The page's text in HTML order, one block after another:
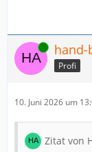
Online hand-
Profi
10. Juni 2026 um
Zitat von